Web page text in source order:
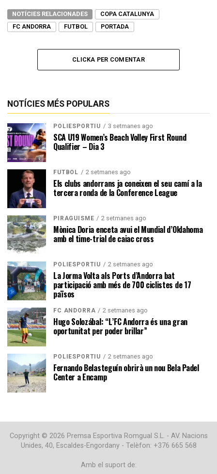
NOTÍCIES RELACIONADES
COPA CATALUNYA
FC ANDORRA
FUTBOL PORTADA
CLICKA PER COMENTAR
NOTÍCIES MÉS POPULARS
POLIESPORTIU 3 setmanes ago
SCA U19 Women’s Beach Volley First Round
Qualifier – Dia 3
FUTBOL 2 setmanes ago
Els clubs andorrans ja coneixen el seu camí a la
tercera ronda de la Conference League
PIRAGÜISME 2 setmanes ago
Mònica Doria enceta avui el Mundial d’Oklahoma
amb el time-trial de caiac cross
POLIESPORTIU 2 setmanes ago
La Jorma Volta als Ports d’Andorra bat
participació amb més de 700 ciclistes de 17
països
FC ANDORRA 2 setmanes ago
Hugo Solozábal: “L’FC Andorra és una gran
oportunitat per poder brillar”
POLIESPORTIU 2 setmanes ago
Fernando Belasteguín obrirà un nou Bela Padel
Center a Encamp
Copyright © 2026 Premsa Esportiva Romgual S.L. - AV. Nacions
Unides, 40, Escaldes-Engordany - Telèfon: +376 665 568
Amb el suport de: